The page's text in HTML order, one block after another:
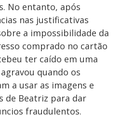
No entanto, após
nas justificativas
a impossibilidade da
comprado no cartão
ter caído em uma
quando os
a usar as imagens e
de Beatriz para dar
fraudulentos.